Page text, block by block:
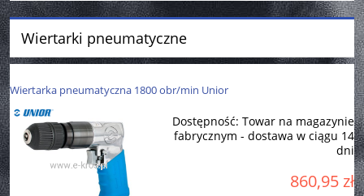
Wiertarki pneumatyczne
Wiertarka pneumatyczna 1800 obr/min Unior
Dostępność: Towar na magazynie
fabrycznym - dostawa w ciągu 14
dni
860,95 zł